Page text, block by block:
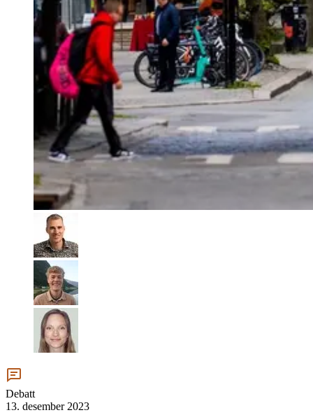
Debatt
13. desember 2023